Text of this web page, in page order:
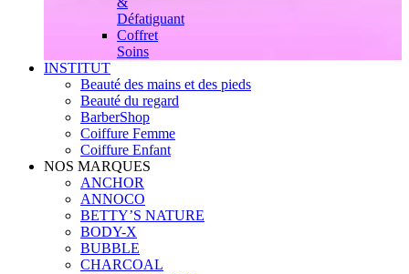
Défatiguant
Coffret
Soins
INSTITUT
Beauté des mains et des pieds
Beauté du regard
BarberShop
Coiffure Femme
Coiffure Enfant
NOS MARQUES
ANCHOR
ANNOCO
BETTY’S NATURE
BODY-X
BUBBLE
CHARCOAL